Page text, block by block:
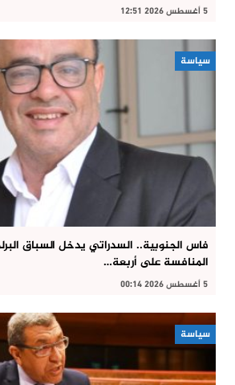
5 أغسطس 2026 12:51
سياسة
فاس الجنوبية.. السدراتي يدخل السباق
المنافسة على أربعة…
5 أغسطس 2026 00:14
سياسة